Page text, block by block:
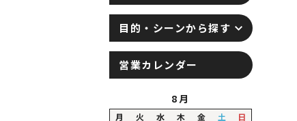
目的・シーンから探す
営業カレンダー
8月
月 火 水 木 金 土 日